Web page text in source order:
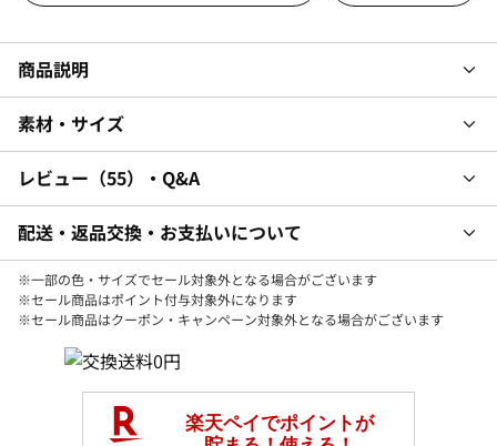
商品説明
素材・サイズ
レビュー 55 ・Q&A
配送・返品交換・お支払いについて
※一部の色・サイズでセール対象外となる場合がございます
※セール商品はポイント付与対象外になります
※セール商品はクーポン・キャンペーン対象外となる場合がございます